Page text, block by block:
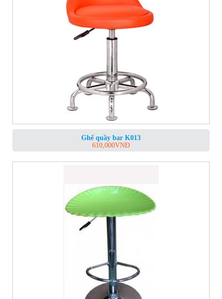
Ghế quầy bar K013
610,000VNĐ